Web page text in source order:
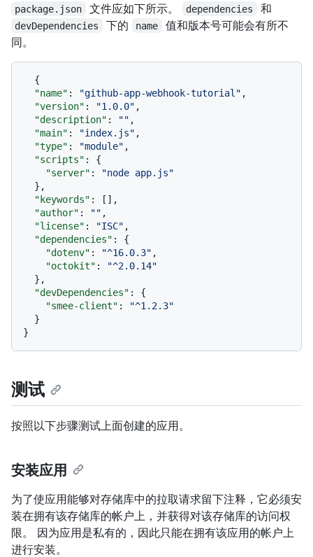
package.json 文件应如下所示。 dependencies 和
devDependencies 下的 name
值和版本号可能会有所不
同。
{
"name" : "github-app-webhook-tutorial" ,
"version" : "1.0.0" ,
"description" : "" ,
"main" : "index.js" ,
"type" : "module" ,
"scripts" :
{
"server" :
"node app.js"
} ,
"keywords" : [ ] ,
"author" : "" ,
"license" : "ISC" ,
"dependencies" :
{
"dotenv" : "^16.0.3" ,
"octokit" :
"^2.0.14"
} ,
"devDependencies" :
{
"smee-client" :
"^1.2.3"
}
}
测试
按照以下步骤测试上面创建的应用。
安装应用
为了使应用能够对存储库中的拉取请求留下注释，它必须安
装在拥有该存储库的帐户上，并获得对该存储库的访问权
限。 因为应用是私有的，因此只能在拥有该应用的帐户上
进行安装。